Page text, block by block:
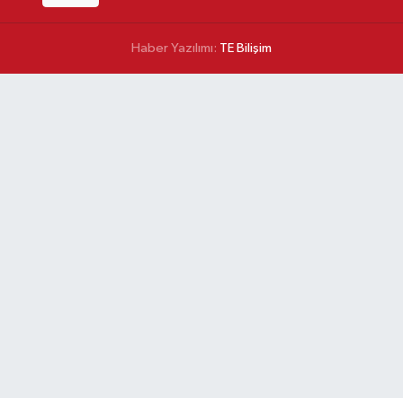
Haber Yazılımı: TE Bilişim